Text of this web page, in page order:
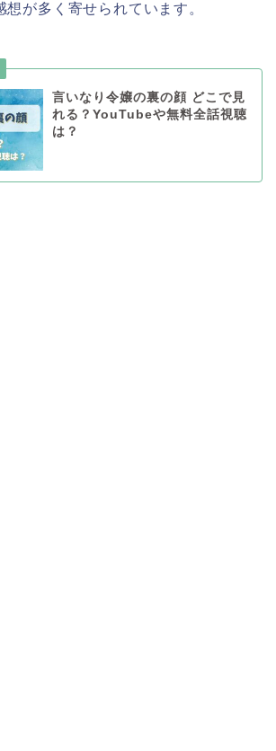
想が多く寄せられています。
言いなり令嬢の裏の顔 どこで見
れる？YouTubeや無料全話視聴
は？